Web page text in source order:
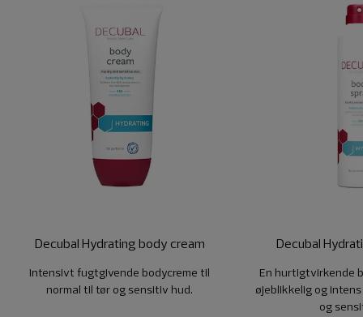
Decubal Hydrating body cream
Intensivt fugtgivende bodycreme til
normal til tør og sensitiv hud.
Decubal
En hurtigtvirkende
øjeblikkelig og
og